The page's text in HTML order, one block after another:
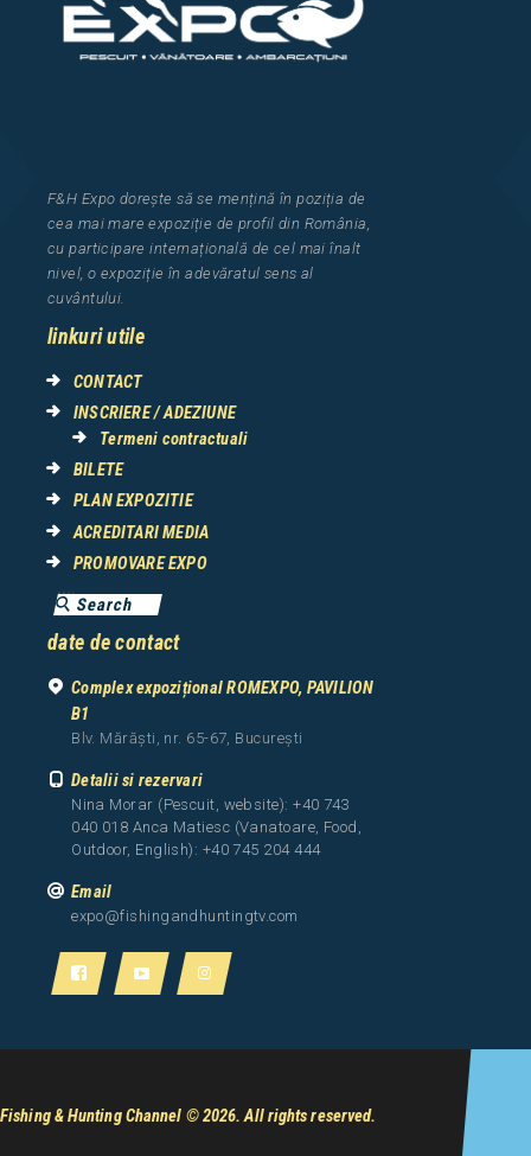
F&H Expo dorește să se mențină în poziția de
cea mai mare expoziție de profil din România,
cu participare internațională de cel maiînalt
nivel, o expoziție în adevăratul sens al
cuvântului.
linkuri utile
CONTACT
INSCRIERE / ADEZIUNE
Termeni contractuali
BILETE
PLAN EXPOZITIE
ACREDITARI MEDIA
PROMOVARE EXPO
date de contact
Complex expozițional ROMEXPO, PAVILION
B1
Blv. Mărăști, nr. 65-67, București
Detalii si rezervari
Nina Morar (Pescuit, website): +40 743
040 018 Anca Matiesc (Vanatoare, Food,
Outdoor, English): +40 745 204 444
Email
expo@fishingandhuntingtv.com
Fishing & Hunting Channel © 2026. All rights reserved.